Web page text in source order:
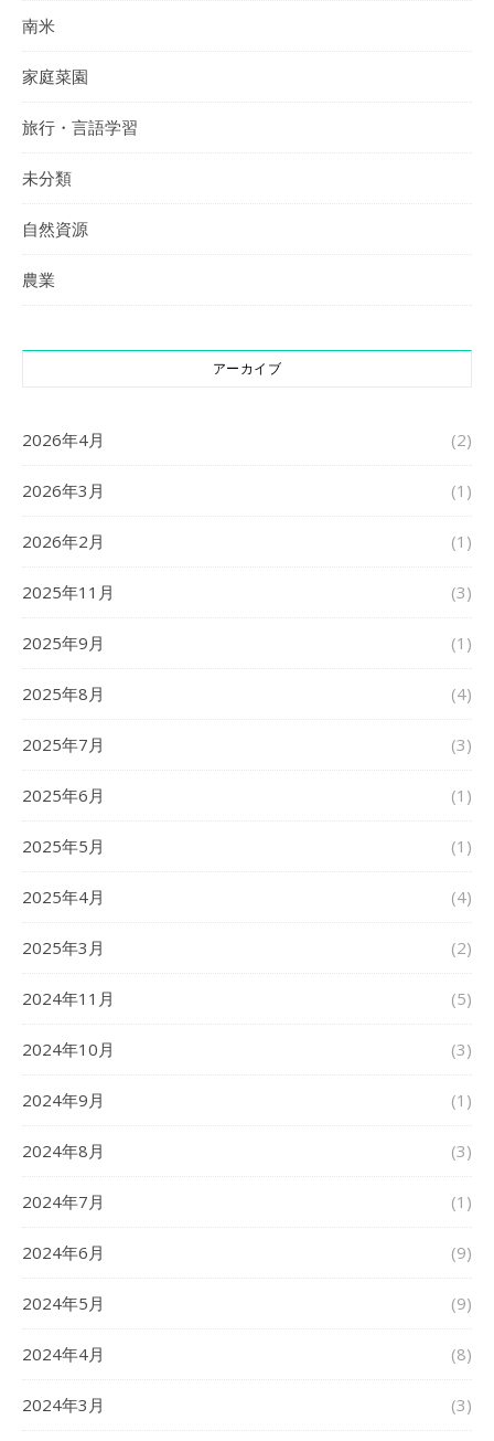
南米
家庭菜園
旅行・言語学習
未分類
自然資源
農業
アーカイブ
2026年4月 (2)
2026年3月 (1)
2026年2月 (1)
2025年11月 (3)
2025年9月 (1)
2025年8月 (4)
2025年7月 (3)
2025年6月 (1)
2025年5月 (1)
2025年4月 (4)
2025年3月 (2)
2024年11月 (5)
2024年10月 (3)
2024年9月 (1)
2024年8月 (3)
2024年7月 (1)
2024年6月 (9)
2024年5月 (9)
2024年4月 (8)
2024年3月 (3)